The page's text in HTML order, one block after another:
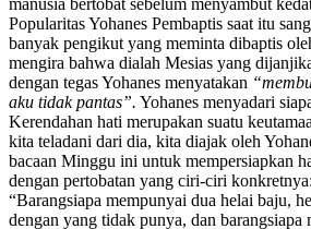
Popularitas Yohanes Pembaptis saat itu
banyak pengikut yang meminta dibaptis
mengira bahwa dialah Mesias yang
dengan tegas Yohanes menyatakan
aku tidak pantas”. Yohanes menyadari
Kerendahan hati merupakan suatu
kita teladani dari dia, kita diajak oleh
bacaan Minggu ini untuk mempersiapkan
dengan pertobatan yang ciri-ciri
“Barangsiapa mempunyai dua helai baju,
dengan yang tidak punya, dan barangsiapa